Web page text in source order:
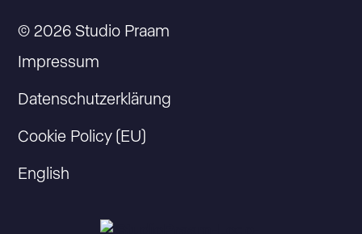
© 2026 Studio Praam
Impressum
Datenschutzerklärung
Cookie Policy (EU)
English